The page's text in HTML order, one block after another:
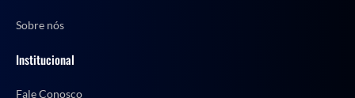
Sobre nós
Institucional
Fale Conosco